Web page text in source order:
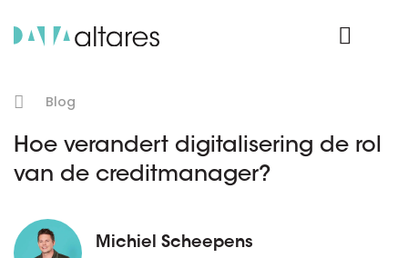
Blog
Hoe verandert digitalisering de rol
van de creditmanager?
Michiel Scheepens